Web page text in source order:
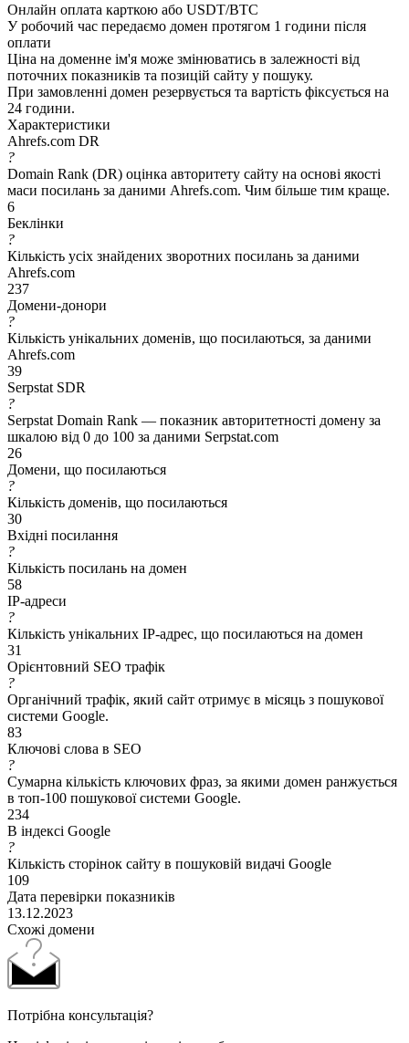
Онлайн оплата карткою або USDT/BTC
У робочий час передаємо домен протягом 1 години після
оплати
Ціна на доменне ім'я може змінюватись в залежності від
поточних показників та позицій сайту у пошуку.
При замовленні домен резервується та вартість фіксується на
24 години.
Характеристики
Ahrefs.com DR
?
Domain Rank (DR) оцінка авторитету сайту на основі якості
маси посилань за даними Ahrefs.com. Чим більше тим краще.
6
Беклінки
?
Кількість усіх знайдених зворотних посилань за даними
Ahrefs.com
237
Домени-донори
?
Кількість унікальних доменів, що посилаються, за даними
Ahrefs.com
39
Serpstat SDR
?
Serpstat Domain Rank — показник авторитетності домену за
шкалою від 0 до 100 за даними Serpstat.com
26
Домени, що посилаються
?
Кількість доменів, що посилаються
30
Вхідні посилання
?
Кількість посилань на домен
58
IP-адреси
?
Кількість унікальних IP-адрес, що посилаються на домен
31
Орієнтовний SEO трафік
?
Органічний трафік, який сайт отримує в місяць з пошукової
системи Google.
83
Ключові слова в SEO
?
Сумарна кількість ключових фраз, за якими домен ранжується
в топ-100 пошукової системи Google.
234
В індексі Google
?
Кількість сторінок сайту в пошуковій видачі Google
109
Дата перевірки показників
13.12.2023
Схожі домени
Потрібна консультація?